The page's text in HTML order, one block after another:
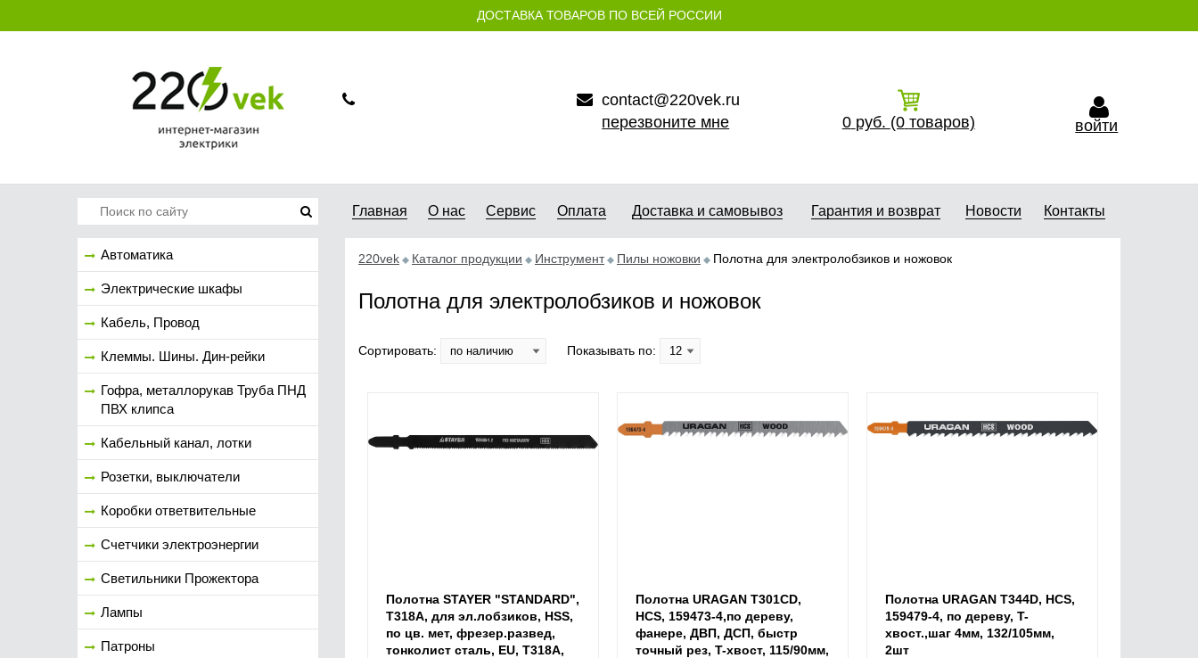
ДОСТАВКА ТОВАРОВ ПО ВСЕЙ РОССИИ
contact@220vek.ru
перезвоните мне
0 руб. (0 товаров) войти
Автоматика
Электрические шкафы
Кабель, Провод
Клеммы. Шины. Дин-рейки
Гофра, металлорукав Труба ПНД
ПВХ клипса
Кабельный канал, лотки
Розетки, выключатели
Коробки ответвительные
Счетчики электроэнергии
Светильники Прожектора
Лампы
Патроны
Главная О нас Сервис Оплата Доставка и самовывоз Гарантия и возврат Новости Контакты
220vek Каталог продукции Инструмент Пилы ножовки Полотна для электролобзиков и ножовок
Полотна для электролобзиков и ножовок
Сортировать: Показывать по:
Полотна STAYER "STANDARD",
T318A, для эл.лобзиков, HSS,
по цв. мeт, фрезер.развед,
тонколист сталь, EU, T318A,
Полотна URAGAN T301CD,
HCS, 159473-4,по дереву,
фанере, ДВП, ДСП, быстр
точный рез, T-хвост, 115/90мм,
Полотна URAGAN T344D, HCS,
159479-4, по дереву, T-
хвост.,шаг 4мм, 132/105мм,
2шт